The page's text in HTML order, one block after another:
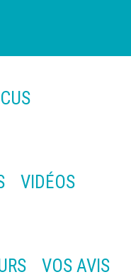
VIDÉOS
VOS AVIS